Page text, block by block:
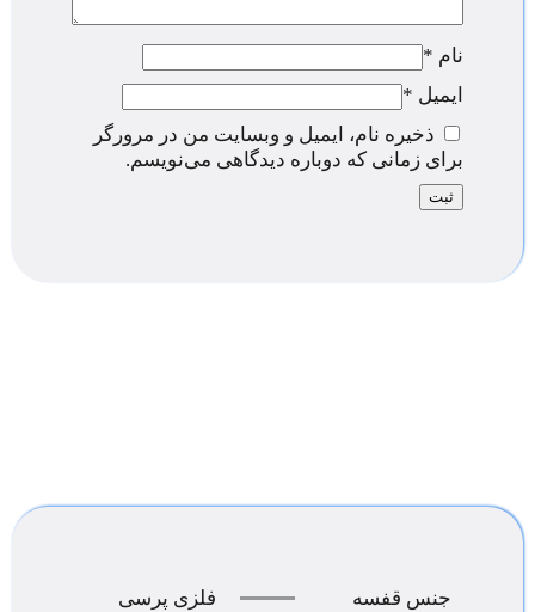
نام *
ایمیل *
ذخیره نام، ایمیل و وبسایت من در مرورگر
برای زمانی که دوباره دیدگاهی می‌نویسم.
جنس قفسه فلزی پرسی